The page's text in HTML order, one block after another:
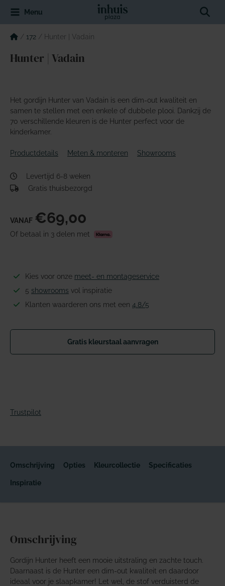
naar
inhoud
Menu
/ 172 / Hunter | Vadain
Hunter | Vadain
Het gordijn Hunter van Vadain is een dim-out kwaliteit en
samen te stellen met een enkele of dubbele plooi. Dankzij de
70 verschillende kleuren is de Hunter perfect voor de
kinderkamer.
Productdetails Meten & monteren Showrooms
Levertijd 6-8 weken
Gratis thuisbezorgd
VANAF €69,00
Of betaal in 3 delen met
Kies voor onze meet- en montageservice
5 showrooms vol inspiratie
Klanten waarderen ons met een 4.8/5
Gratis kleurstaal aanvragen
Trustpilot
Omschrijving Opties Kleurcollectie Specificaties
Inspiratie
Omschrijving
Gordijn Hunter heeft een mooie uitstraling en zachte touch.
Daarnaast is de Hunter een dim-out kwaliteit en daardoor
ideaal voor je slaapkamer! Let wel, de stof verduisterd de